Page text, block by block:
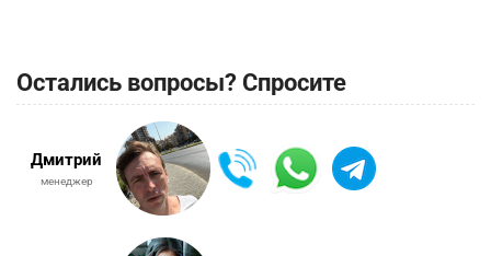
Остались вопросы? Спросите
Дмитрий
менеджер